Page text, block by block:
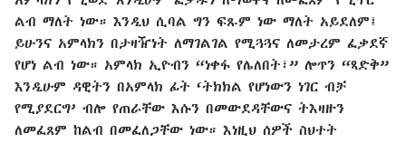
ልብ ማለት ነው። እንዲህ ሲባል ግን ፍጹም ነው ማለት አይደለም፤
ይሁንና አምላክን በታዛዥነት ለማገልገል የሚጓጓና ለመታረም ፈቃደኛ
የሆነ ልብ ነው። አምላክ ኢዮብን “ነቀፋ የሌለበት፣” ሎጥን “ጻድቅ”
እንዲሁም ዳዊትን በአምላክ ፊት ‘ትክክል የሆነውን ነገር ብቻ
የሚያደርግ’ ብሎ የጠራቸው እሱን በመውደዳቸውና ትእዛዙን
ለመፈጸም ከልብ በመፈለጋቸው ነው። እነዚህ ሰዎች ስህተት